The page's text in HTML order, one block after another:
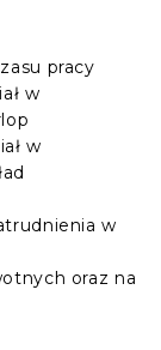
pracy
w
w
w
oraz na